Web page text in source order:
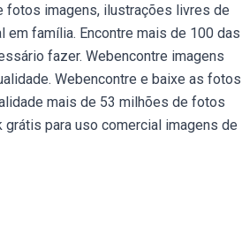
fotos imagens, ilustrações livres de
família. Encontre mais de 100 das
fazer. Webencontre imagens
Webencontre e baixe as fotos
mais de 53 milhões de fotos
para uso comercial imagens de